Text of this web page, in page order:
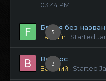
03:44 PM
5
Броня без
Fanfarin · Started
3
Вопрос
Василий · Started